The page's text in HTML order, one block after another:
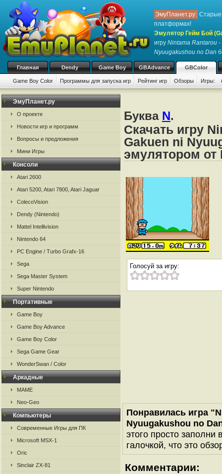
ЭмуПланет.ру: Старые
платформах!
Эмулятор Гейм Бой
игру Nintama Rantarou
Nyuugakushou no Dan
Главная Dendy Game Boy GBAdvance GBColor
Game Boy Color Программы для запуска игр Рейтинг игр Обзоры Игры:
ЭмуПланет.ру
О проекте
Новости игр и программ
Вопросы и предложения
Мини Игры
Консоли
Atari 2600
Atari 5200, Atari 7800, Atari Jaguar
ColecoVision
Dendy (Nintendo)
Mattel Intellivision
Nintendo 64
PC Engine / Turbo Grafx-16
Sega
Sega Master System
Super Nintendo
Портативные
Game Boy
Game Boy Advance
Game Boy Color
Sega Game Gear
WonderSwan / Color
Аркадные
MAME
Neo-Geo
Компьютеры
Современные Игры для ПК
Microsoft MSX-1
Oric
Sinclair ZX-81
Буква N.
Скачать игру
Gakuen ni
эмулятором от
Голосуй за игру:
Понравилась игра
Nyuugakushou no
этого просто заполни
галочкой, что это
Комментарии: